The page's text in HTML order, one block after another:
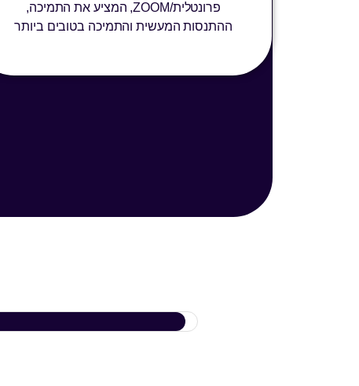
פרונטלית/ZOOM, המציע את התמיכה,
ההתנסות המעשית והתמיכה בטובים ביותר